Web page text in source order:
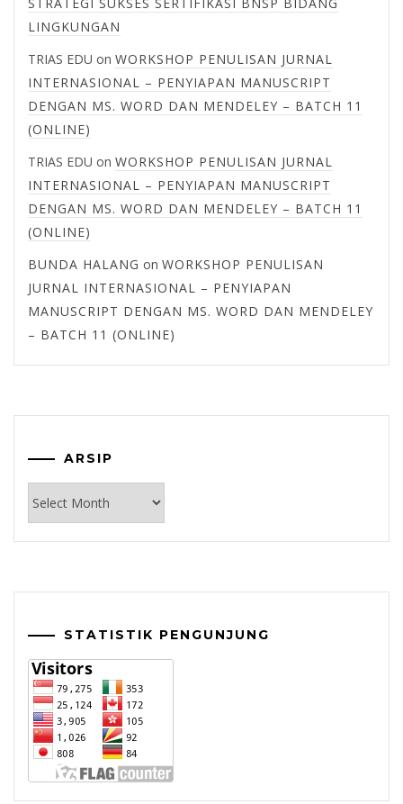
LINGKUNGAN
TRIAS EDU on WORKSHOP PENULISAN JURNAL
INTERNASIONAL – PENYIAPAN MANUSCRIPT
DENGAN MS. WORD DAN MENDELEY – BATCH 11
(ONLINE)
TRIAS EDU on WORKSHOP PENULISAN JURNAL
INTERNASIONAL – PENYIAPAN MANUSCRIPT
DENGAN MS. WORD DAN MENDELEY – BATCH 11
(ONLINE)
BUNDA HALANG on WORKSHOP PENULISAN
JURNAL INTERNASIONAL – PENYIAPAN
MANUSCRIPT DENGAN MS. WORD DAN MENDELEY
– BATCH 11 (ONLINE)
ARSIP
Arsip
STATISTIK PENGUNJUNG